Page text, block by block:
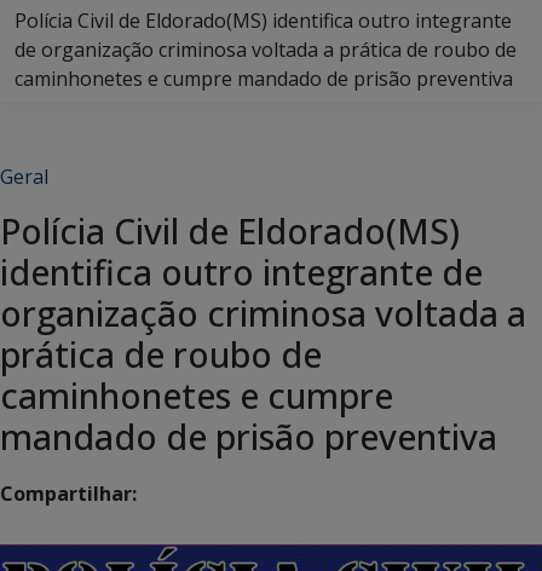
Polícia Civil de Eldorado(MS) identifica outro integrante
de organização criminosa voltada a prática de roubo de
caminhonetes e cumpre mandado de prisão preventiva
Geral
Polícia Civil de Eldorado(MS)
identifica outro integrante de
organização criminosa voltada a
prática de roubo de
caminhonetes e cumpre
mandado de prisão preventiva
Compartilhar: